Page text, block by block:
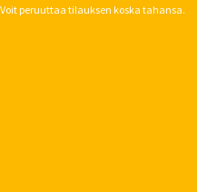
Voit peruuttaa tilauksen koska tahansa.